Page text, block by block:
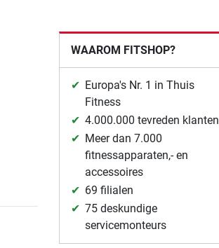
WAAROM FITSHOP?
Europa's Nr. 1 in Thuis
Fitness
4.000.000 tevreden klanten
Meer dan 7.000
fitnessapparaten,- en
accessoires
69 filialen
75 deskundige
servicemonteurs